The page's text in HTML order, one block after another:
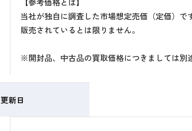
当社が独自に調査した市場想定売価（定価）で
販売されているとは限りません。
※開封品、中古品の買取価格につきましては別
更新日